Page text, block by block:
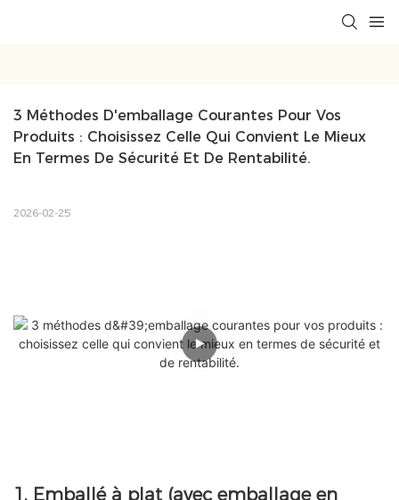
3 Méthodes D'emballage Courantes Pour Vos
Produits : Choisissez Celle Qui Convient Le Mieux
En Termes De Sécurité Et De Rentabilité.
2026-02-25
1. Emballé à plat (avec emballage en